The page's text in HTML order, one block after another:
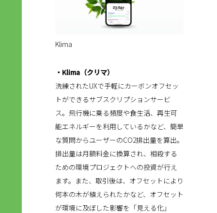
Klima
・Klima（クリマ）
洗練されたUXで手軽にカーボンオフセッ
トができるサブスクリプションサービ
ス。飛行機に乗る頻度や食生活、再生可
能エネルギーを利用しているかなど、簡単
な質問からユーザーのCO2排出量を算出。
排出量は月額料金に換算され、相殺する
ための環境プロジェクトへの投資が行え
ます。また、取引後は、オフセットにより
何本の木が植えられたかなど、オフセット
が環境に及ぼした影響を「見える化」